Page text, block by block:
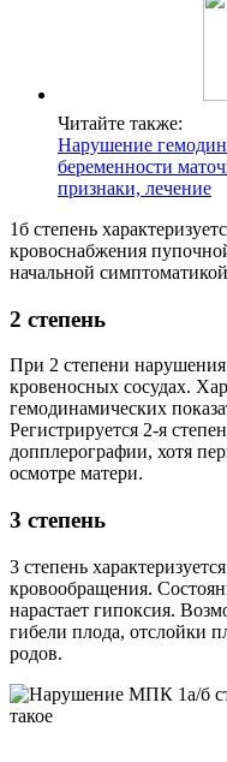
Читайте также:
Нарушение
беременности
признаки, лечение
1б степень
кровоснабжения
начальной
2 степень
При 2 степени нарушения
кровеносных сосудах.
гемодинамических
Регистрируется 2-я
допплерографии, хотя
осмотре матери.
3 степень
3 степень
кровообращения.
нарастает гипоксия.
гибели плода, отслойки
родов.